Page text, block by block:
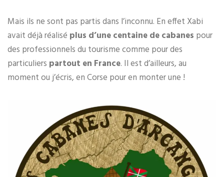
Mais ils ne sont pas partis dans l’inconnu. En effet Xabi
avait déjà réalisé plus d’une centaine de cabanes pour
des professionnels du tourisme comme pour des
particuliers partout en France. Il est d’ailleurs, au
moment ou j’écris, en Corse pour en monter une !